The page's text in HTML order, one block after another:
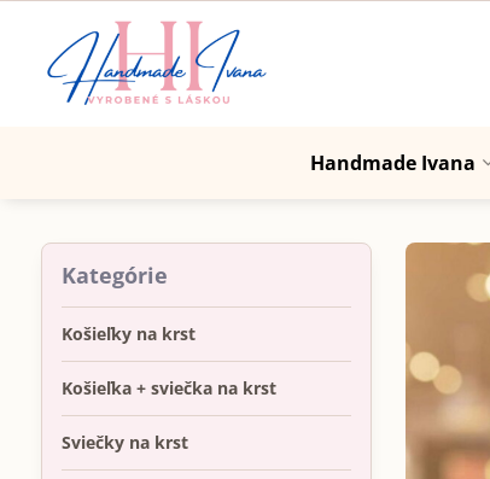
Handmade Ivana
Kategórie
Košieľky na krst
Košieľka + sviečka na krst
Sviečky na krst